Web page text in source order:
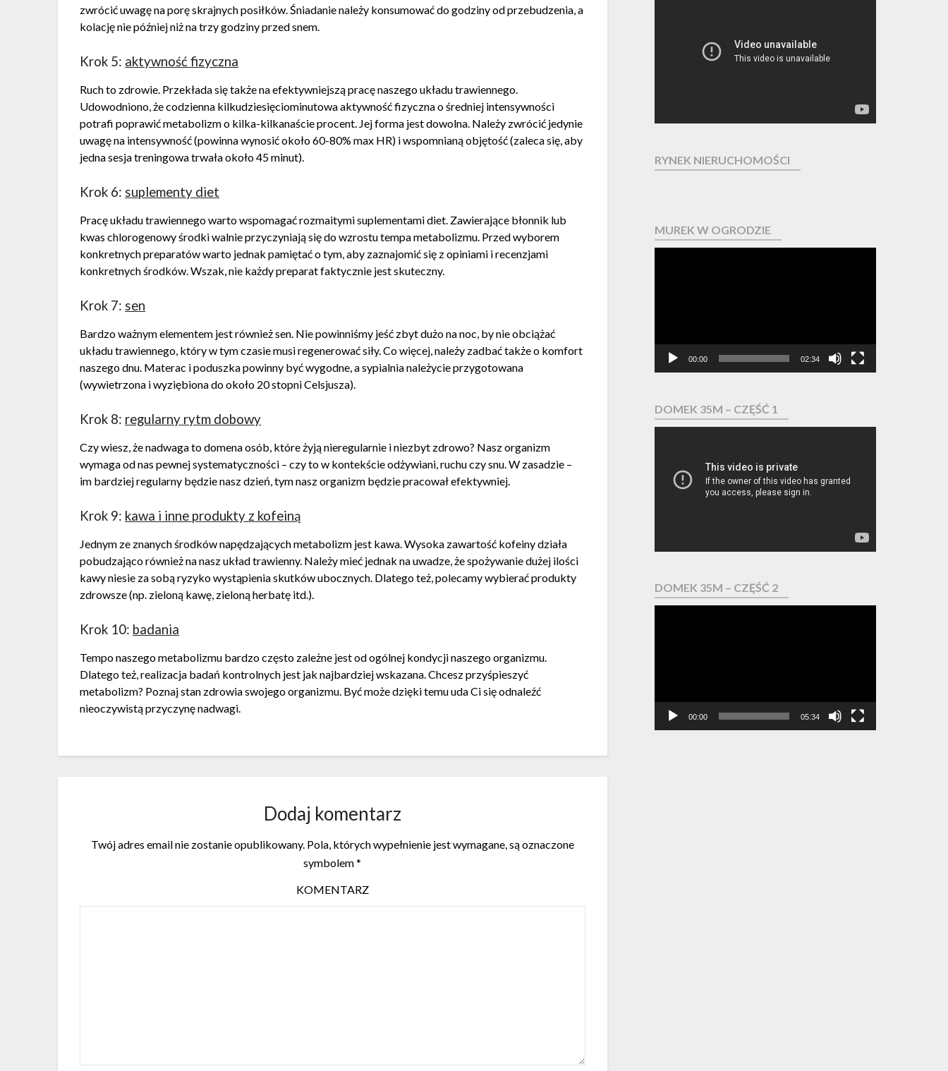
zwrócić uwagę na porę skrajnych posiłków. Śniadanie należy konsumować do godziny od przebudzenia, a
kolację nie później niż na trzy godziny przed snem.
Krok 5: aktywność fizyczna
Ruch to zdrowie. Przekłada się także na efektywniejszą pracę naszego układu trawiennego.
Udowodniono, że codzienna kilkudziesięciominutowa aktywność fizyczna o średniej intensywności
potrafi poprawić metabolizm o kilka-kilkanaście procent. Jej forma jest dowolna. Należy zwrócić jedynie
uwagę na intensywność (powinna wynosić około 60-80% max HR) i wspomnianą objętość (zaleca się, aby
jedna sesja treningowa trwała około 45 minut).
Krok 6: suplementy diet
Pracę układu trawiennego warto wspomagać rozmaitymi suplementami diet. Zawierające błonnik lub
kwas chlorogenowy środki walnie przyczyniają się do wzrostu tempa metabolizmu. Przed wyborem
konkretnych preparatów warto jednak pamiętać o tym, aby zaznajomić się z opiniami i recenzjami
konkretnych środków. Wszak, nie każdy preparat faktycznie jest skuteczny.
Krok 7: sen
Bardzo ważnym elementem jest również sen. Nie powinniśmy jeść zbyt dużo na noc, by nie obciążać
układu trawiennego, który w tym czasie musi regenerować siły. Co więcej, należy zadbać także o komfort
naszego dnu. Materac i poduszka powinny być wygodne, a sypialnia należycie przygotowana
(wywietrzona i wyziębiona do około 20 stopni Celsjusza).
Krok 8: regularny rytm dobowy
Czy wiesz, że nadwaga to domena osób, które żyją nieregularnie i niezbyt zdrowo? Nasz organizm
wymaga od nas pewnej systematyczności – czy to w kontekście odżywiani, ruchu czy snu. W zasadzie –
im bardziej regularny będzie nasz dzień, tym nasz organizm będzie pracował efektywniej.
Krok 9: kawa i inne produkty z kofeiną
Jednym ze znanych środków napędzających metabolizm jest kawa. Wysoka zawartość kofeiny działa
pobudzająco również na nasz układ trawienny. Należy mieć jednak na uwadze, że spożywanie dużej ilości
kawy niesie za sobą ryzyko wystąpienia skutków ubocznych. Dlatego też, polecamy wybierać produkty
zdrowsze (np. zieloną kawę, zieloną herbatę itd.).
Krok 10: badania
Tempo naszego metabolizmu bardzo często zależne jest od ogólnej kondycji naszego organizmu.
Dlatego też, realizacja badań kontrolnych jest jak najbardziej wskazana. Chcesz przyśpieszyć
metabolizm? Poznaj stan zdrowia swojego organizmu. Być może dzięki temu uda Ci się odnaleźć
nieoczywistą przyczynę nadwagi.
Dodaj komentarz
Twój adres email nie zostanie opublikowany.Pola, których wypełnienie jest wymagane, są oznaczone
symbolem*
KOMENTARZ
RYNEK NIERUCHOMOŚCI
MUREK W OGRODZIE
00:00 02:34
DOMEK 35M – CZĘŚĆ 1
DOMEK 35M – CZĘŚĆ 2
00:00 05:34